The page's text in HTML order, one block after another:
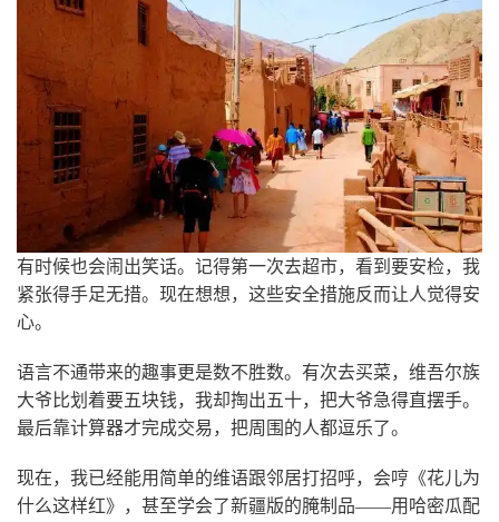
有时候也会闹出笑话。记得第一次去超市，看到要安检，我
紧张得手足无措。现在想想，这些安全措施反而让人觉得安
心。
语言不通带来的趣事更是数不胜数。有次去买菜，维吾尔族
大爷比划着要五块钱，我却掏出五十，把大爷急得直摆手。
最后靠计算器才完成交易，把周围的人都逗乐了。
现在，我已经能用简单的维语跟邻居打招呼，会哼《花儿为
什么这样红》，甚至学会了新疆版的腌制品——用哈密瓜配